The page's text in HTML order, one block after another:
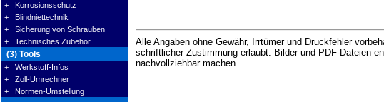
+ Korrosionsschutz
+ Blindniettechnik
+ Sicherung von Schrauben
+ Technisches Zubehör
(3) Tools
+ Werkstoff-Infos
+ Zoll-Umrechner
+ Normen-Umstellung
Alle Angaben ohne Gewähr, Irrtümer und Druckfehler
schriftlicher Zustimmung erlaubt. Bilder und PDF-Dateien
nachvollziehbar machen.